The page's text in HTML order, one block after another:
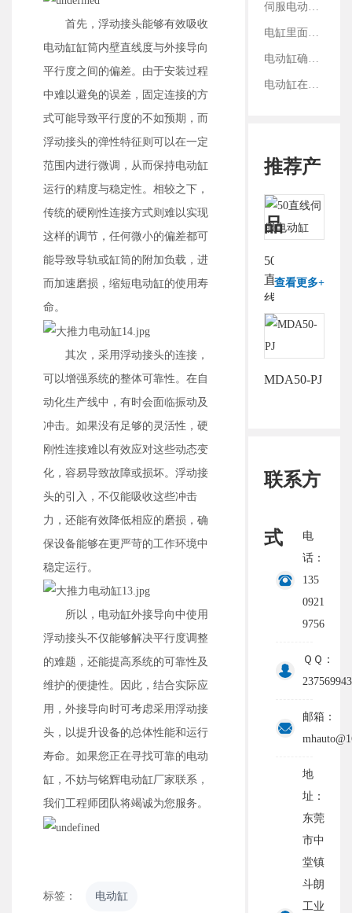
首先，浮动接头能够有效吸收
电动缸缸筒内壁直线度与外接导向
平行度之间的偏差。由于安装过程
中难以避免的误差，固定连接的方
式可能导致平行度的不如预期，而
浮动接头的弹性特征则可以在一定
范围内进行微调，从而保持电动缸
运行的精度与稳定性。相较之下，
传统的硬刚性连接方式则难以实现
这样的调节，任何微小的偏差都可
能导致导轨或缸筒的附加负载，进
而加速磨损，缩短电动缸的使用寿
命。
其次，采用浮动接头的连接，
可以增强系统的整体可靠性。在自
动化生产线中，有时会面临振动及
冲击。如果没有足够的灵活性，硬
刚性连接难以有效应对这些动态变
化，容易导致故障或损坏。浮动接
头的引入，不仅能吸收这些冲击
力，还能有效降低相应的磨损，确
保设备能够在更严苛的工作环境中
稳定运行。
所以，电动缸外接导向中使用
浮动接头不仅能够解决平行度调整
的难题，还能提高系统的可靠性及
维护的便捷性。因此，结合实际应
用，外接导向时可考虑采用浮动接
头，以提升设备的总体性能和运行
寿命。如果您正在寻找可靠的电动
缸，不妨与铭辉电动缸厂家联系，
我们工程师团队将竭诚为您服务。
标签： 电动缸
装、接线
及场景适
伺服电动缸在切割设备上的应用案例
电缸里面的丝杠是如何固定的？
电动缸确定减速比：看电机参数还是丝杠参数？
电动缸在工业内胀轴测试领域的应用
推荐产
品
查看更多+
50
直
线
伺
电
动
MDA50-PJ
联系方
式
电
话：
135
0921
9756
ＱＱ：
邮箱：
地
址：
东莞
市中
堂镇
斗朗
工业